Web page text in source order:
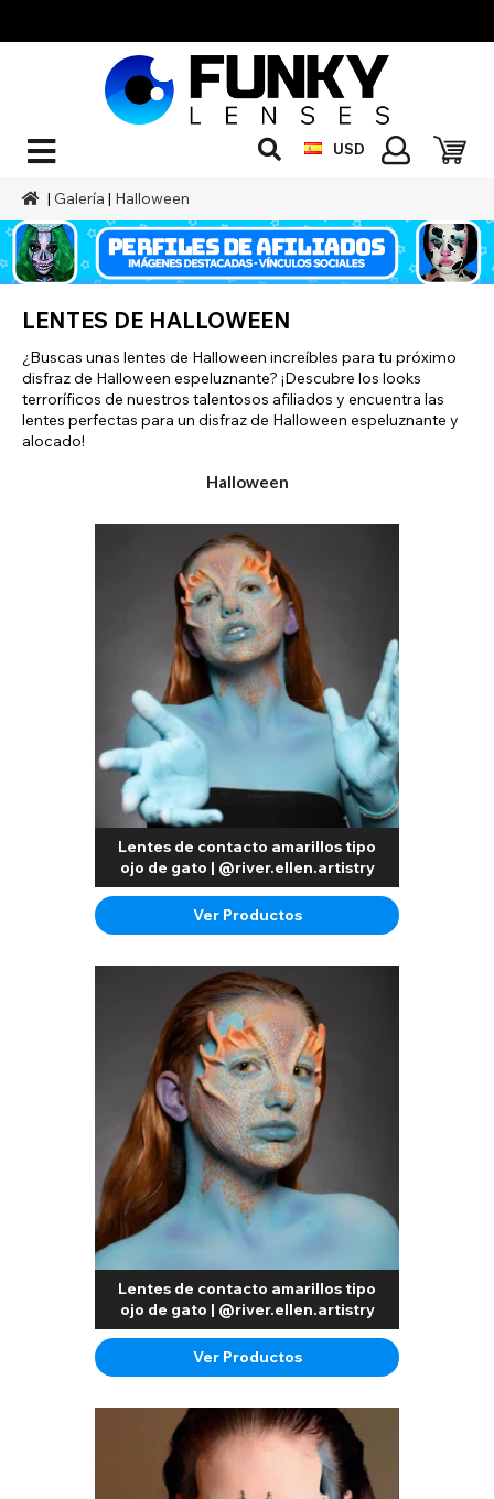
USD
| Galería | Halloween
LENTES DE HALLOWEEN
¿Buscas unas lentes de Halloween increíbles para tu próximo
disfraz de Halloween espeluznante? ¡Descubre los looks
terroríficos de nuestros talentosos afiliados y encuentra las
lentes perfectas para un disfraz de Halloween espeluznante y
alocado!
Halloween
Lentes de contacto amarillos tipo
ojo de gato | @river.ellen.artistry
Ver Productos
Lentes de contacto amarillos tipo
ojo de gato | @river.ellen.artistry
Ver Productos